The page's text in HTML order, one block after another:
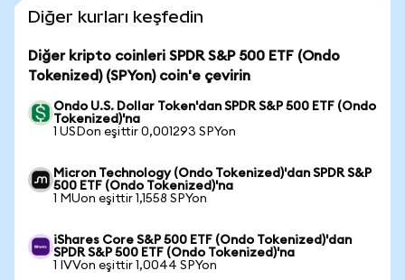
Diğer kurları keşfedin
Diğer kripto coinleri SPDR S&P 500 ETF (Ondo
Tokenized) (SPYon) coin'e çevirin
Ondo U.S. Dollar Token'dan SPDR S&P 500 ETF (Ondo
Tokenized)'na
1 USDon eşittir 0,001293 SPYon
Micron Technology (Ondo Tokenized)'dan SPDR S&P
500 ETF (Ondo Tokenized)'na
1 MUon eşittir 1,1558 SPYon
iShares Core S&P 500 ETF (Ondo Tokenized)'dan
SPDR S&P 500 ETF (Ondo Tokenized)'na
1 IVVon eşittir 1,0044 SPYon